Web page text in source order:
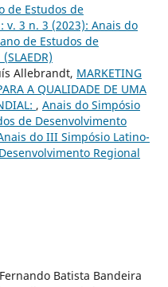
de Estudos de
v. 3 n. 3 (2023): Anais do
de Estudos de
Allebrandt, MARKETING
A QUALIDADE DE UMA
, Anais do Simpósio
de Desenvolvimento
do III Simpósio Latino-
Regional
Batista Bandeira